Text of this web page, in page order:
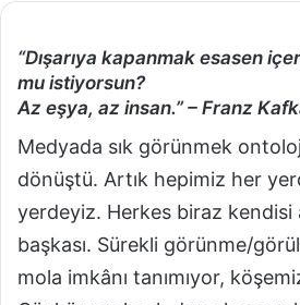
“Dışarıya kapanmak esasen
mu istiyorsun?
Az eşya, az insan.” – Franz
Medyada sık görünmek
dönüştü. Artık hepimiz her
yerdeyiz. Herkes biraz kendisi
başkası. Sürekli görünme/
mola imkânı tanımıyor,